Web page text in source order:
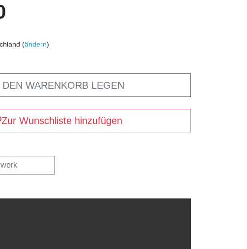
(ändern)
DEN WARENKORB LEGEN
Zur Wunschliste hinzufügen